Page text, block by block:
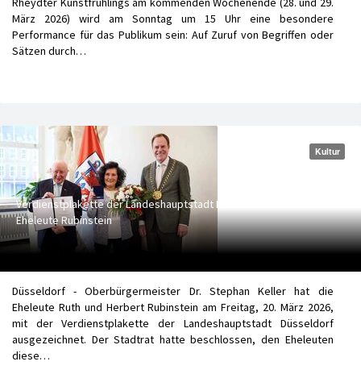
März 2026) wird am Sonntag um 15 Uhr eine besondere
Performance für das Publikum sein: Auf Zuruf von Begriffen oder
Sätzen durch…
Kultur
Verdienstplakette der Landeshauptstadt Düsseldorf für die
Eheleute Rubinstein
Düsseldorf - Oberbürgermeister Dr. Stephan Keller hat die
Eheleute Ruth und Herbert Rubinstein am Freitag, 20. März 2026,
mit der Verdienstplakette der Landeshauptstadt Düsseldorf
ausgezeichnet. Der Stadtrat hatte beschlossen, den Eheleuten
diese…